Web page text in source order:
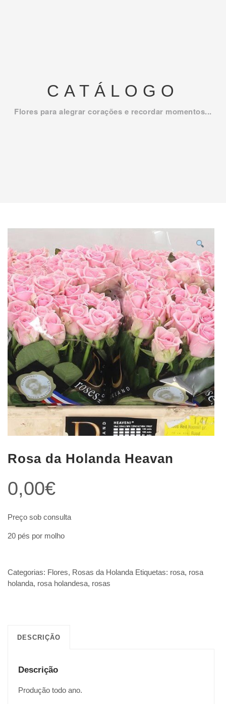
CATÁLOGO
Flores para alegrar corações e recordar momentos...
Rosa da Holanda Heavan
0,00€
Preço sob consulta
20 pés por molho
Categorias: Flores, Rosas da Holanda Etiquetas: rosa, rosa
holanda, rosa holandesa, rosas
DESCRIÇÃO
Descrição
Produção todo ano.